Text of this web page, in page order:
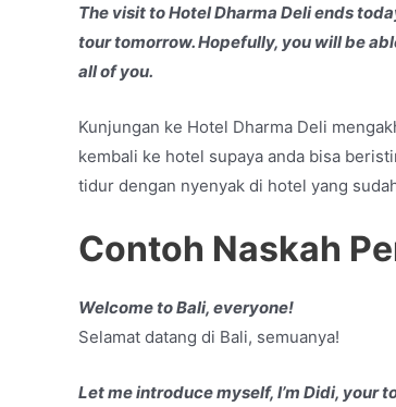
The visit to Hotel Dharma Deli ends
tour tomorrow. Hopefully, you will be
all of you.
Kunjungan ke Hotel Dharma Deli
kembali ke hotel supaya anda bisa
tidur dengan nyenyak di hotel yang
Contoh Naskah
Welcome to Bali, everyone!
Selamat datang di Bali, semuanya!
Let me introduce myself, I’m Didi, your